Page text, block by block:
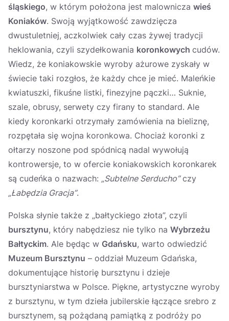
śląskiego, w którym położona jest malownicza wieś
Koniaków. Swoją wyjątkowość zawdzięcza
dwustuletniej, aczkolwiek cały czas żywej tradycji
heklowania, czyli szydełkowania koronkowych cudów.
Wiedz, że koniakowskie wyroby ażurowe zyskały w
świecie taki rozgłos, że każdy chce je mieć. Maleńkie
kwiatuszki, fikuśne listki, finezyjne pączki… Suknie,
szale, obrusy, serwety czy firany to standard. Ale
kiedy koronkarki otrzymały zamówienia na bieliznę,
rozpętała się wojna koronkowa. Chociaż koronki z
ołtarzy noszone pod spódnicą nadal wywołują
kontrowersje, to w ofercie koniakowskich koronkarek
są cudeńka o nazwach: „Subtelne Serducho”czy
„Łabędzia Gracja”.
Polska słynie także z „bałtyckiego złota”, czyli
bursztynu, który nabędziesz nie tylko na Wybrzeżu
Bałtyckim. Ale będąc w Gdańsku, warto odwiedzić
Muzeum Bursztynu – oddział Muzeum Gdańska,
dokumentujące historię bursztynu i dzieje
bursztyniarstwa w Polsce. Piękne, artystyczne wyroby
z bursztynu, w tym dzieła jubilerskie łączące srebro z
bursztynem, są pożądaną pamiątką z podróży po